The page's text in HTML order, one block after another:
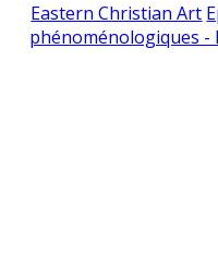
Eastern Christian Art
phénoménologiques -